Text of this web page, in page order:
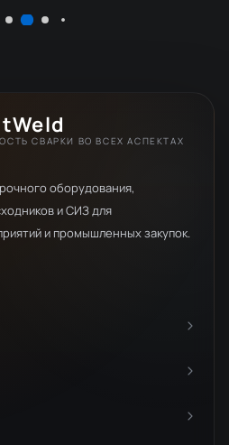
СВАРКИ ВО ВСЕХ АСПЕКТАХ
оборудования,
и СИЗ для
и промышленных закупок.